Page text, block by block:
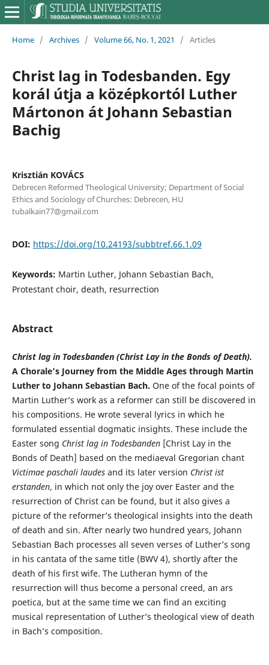
Home / Archives / Volume 66, No. 1, 2021 / Articles
Christ lag in Todesbanden. Egy
korál útja a középkortól Luther
Mártonon át Johann Sebastian
Bachig
Krisztián KOVÁCS
Debrecen Reformed Theological University; Department of Social
Ethics and Sociology of Churches: Debrecen, HU
tubalkain77@gmail.com
DOI: https://doi.org/10.24193/subbtref.66.1.09
Keywords: Martin Luther, Johann Sebastian Bach,
Protestant choir, death, resurrection
Abstract
Christ lag in Todesbanden (Christ Lay in the Bonds of Death).
A Chorale’s Journey from the Middle Ages through Martin
Luther to Johann Sebastian Bach. One of the focal points of
Martin Luther’s work as a reformer can still be discovered in
his compositions. He wrote several lyrics in which he
formulated essential dogmatic insights. These include the
Easter song Christ lag in Todesbanden[Christ Lay in the
Bonds of Death] based on the mediaeval Gregorian chant
Victimae paschali laudesand its later version Christ ist
erstanden, in which not only the joy over Easter and the
resurrection of Christ can be found, but it also gives a
picture of the reformer’s theological insights into the death
of death and sin. After nearly two hundred years, Johann
Sebastian Bach processes all seven verses of Luther’s song
in his cantata of the same title (BWV 4), shortly after the
death of his first wife. The Lutheran hymn of the
resurrection will thus become a personal creed, an ars
poetica, but at the same time we can find an exciting
musical representation of Luther’s theological view of death
in Bach’s composition.